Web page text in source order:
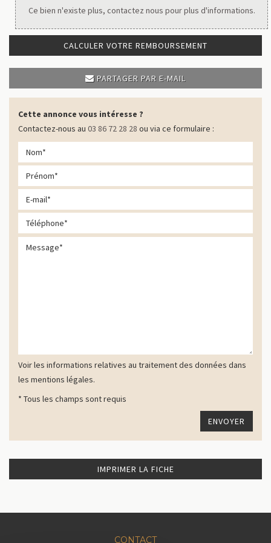
Ce bien n'existe plus, contactez nous pour plus d'informations.
CALCULER VOTRE REMBOURSEMENT
PARTAGER PAR E-MAIL
Cette annonce vous intéresse ?
Contactez-nous au 03 86 72 28 28 ou via ce formulaire :
Voir les informations relatives au traitement des données dans
les mentions légales.
* Tous les champs sont requis
IMPRIMER LA FICHE
CONTACT